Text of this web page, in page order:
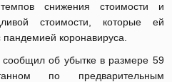
снижения стоимости и
стоимости, которые ей
коронавируса.
сообщил об убытке в размере 59
по предварительным